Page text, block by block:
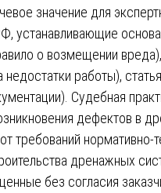
значение для
устанавливающие
о возмещении
работы),
Судебная
дефектов в
требований
дренажных
без согласия